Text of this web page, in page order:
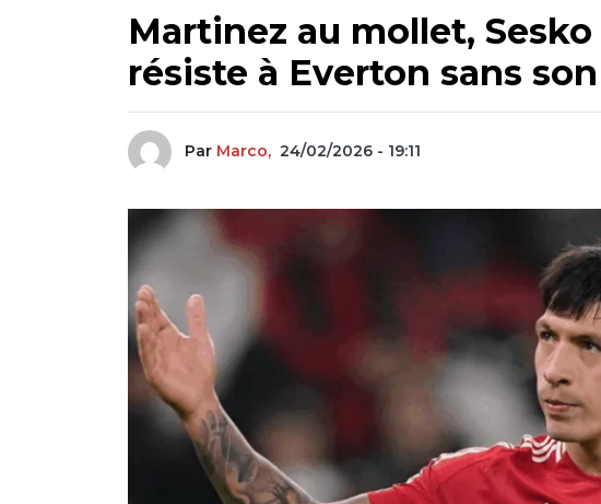
Martinez au mollet,
résiste à Everton sans
Par Marco, 24/02/2026 - 19:11